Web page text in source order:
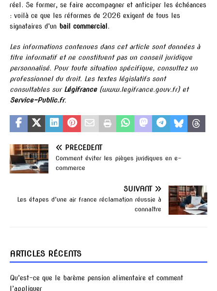
réel. Se former, se faire accompagner et anticiper les échéances
: voilà ce que les réformes de 2026 exigent de tous les
signataires d’un bail commercial .
Les informations contenues dans cet article sont données à
titre informatif et ne constituent pas un conseil juridique
personnalisé. Pour toute situation spécifique, consultez un
professionnel du droit. Les textes législatifs sont
consultables sur Légifrance(www.legifrance.gouv.fr) et
Service-Public.fr.
PRÉCÉDENT
Comment éviter les pièges juridiques en e-
commerce
SUIVANT
Les étapes d’une air france réclamation réussie à
connaître
ARTICLES RÉCENTS
Qu’est-ce que le barème pension alimentaire et comment
l’appliquer